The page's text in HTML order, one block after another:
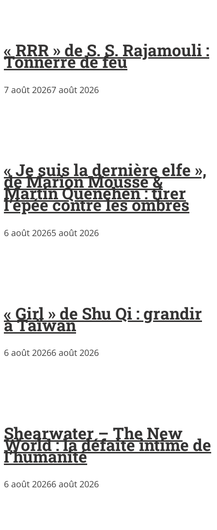
« RRR » de S. S. Rajamouli :
Tonnerre de feu
7 août 20267 août 2026
« Je suis la dernière elfe »,
de Marion Mousse &
Martin Quenehen : tirer
l’épée contre les ombres
6 août 20265 août 2026
« Girl » de Shu Qi : grandir
à Taïwan
6 août 20266 août 2026
Shearwater – The New
World : la défaite intime de
l’humanité
6 août 20266 août 2026